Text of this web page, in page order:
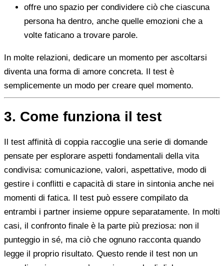
offre uno spazio per condividere ciò che ciascuna
persona ha dentro, anche quelle emozioni che a
volte faticano a trovare parole.
In molte relazioni, dedicare un momento per ascoltarsi
diventa una forma di amore concreta. Il test è
semplicemente un modo per creare quel momento.
3. Come funziona il test
Il test affinità di coppia raccoglie una serie di domande
pensate per esplorare aspetti fondamentali della vita
condivisa: comunicazione, valori, aspettative, modo di
gestire i conflitti e capacità di stare in sintonia anche nei
momenti di fatica. Il test può essere compilato da
entrambi i partner insieme oppure separatamente. In molti
casi, il confronto finale è la parte più preziosa: non il
punteggio in sé, ma ciò che ognuno racconta quando
legge il proprio risultato. Questo rende il test non un